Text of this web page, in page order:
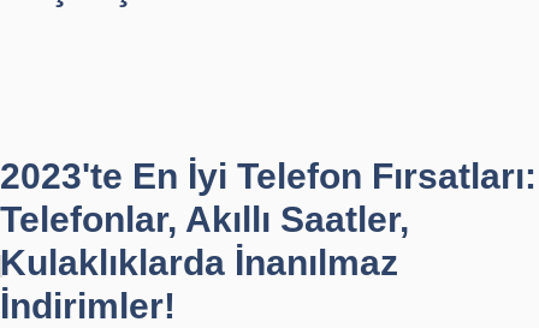
2023'te En İyi Telefon Fırsatları:
Telefonlar, Akıllı Saatler,
Kulaklıklarda İnanılmaz
İndirimler!